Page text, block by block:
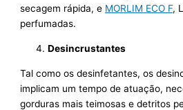
secagem rápida, e MORLIM ECO F,
perfumadas.
Desincrustantes
Tal como os desinfetantes, os
implicam um tempo de atuação,
gorduras mais teimosas e detritos